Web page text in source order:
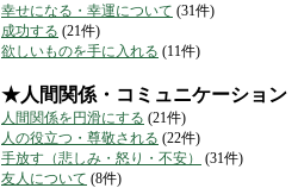
幸せになる・幸運について (31件)
成功する (21件)
欲しいものを手に入れる (11件)
★人間関係・コミュニケーション
人間関係を円滑にする (21件)
人の役立つ・尊敬される (22件)
手放す（悲しみ・怒り・不安）
(31件)
友人について (8件)